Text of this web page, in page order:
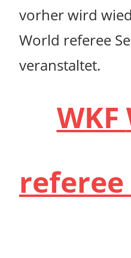
vorher wird
World referee
veranstaltet.
WKF